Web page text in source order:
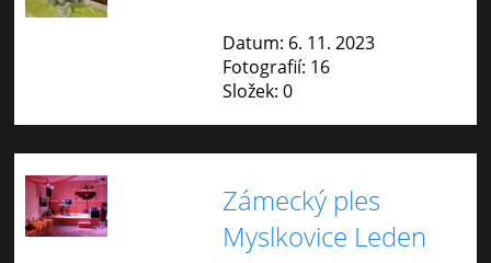
Datum: 6. 11. 2023
Fotografií: 16
Složek: 0
Zámecký ples
Myslkovice Leden